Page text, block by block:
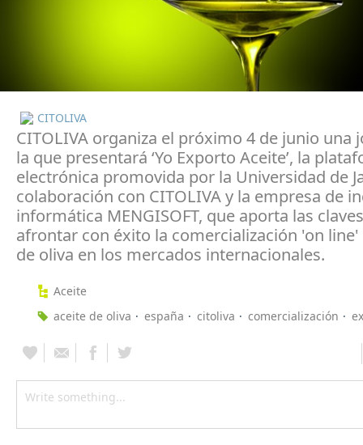
CITOLIVA
CITOLIVA organiza el próximo 4 de junio una
la que presentará ‘Yo Exporto Aceite’, la
electrónica promovida por la Universidad de
colaboración con CITOLIVA y la empresa de
informática MENGISOFT, que aporta las
afrontar con éxito la comercialización 'on line'
de oliva en los mercados internacionales.
Aceite
aceite de oliva
españa citoliva comercialización